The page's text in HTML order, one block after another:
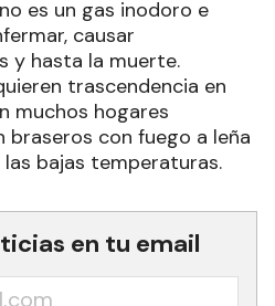
es un gas inodoro e
causar
y hasta la muerte.
trascendencia en
muchos hogares
braseros con fuego a leña
bajas temperaturas.
en tu email